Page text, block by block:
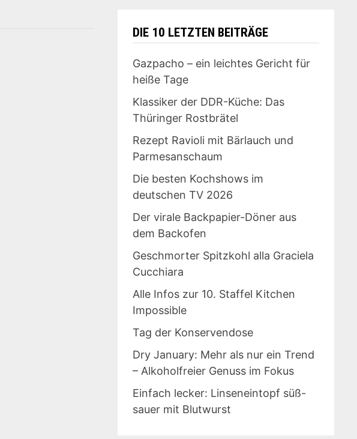
DIE 10 LETZTEN BEITRÄGE
Gazpacho – ein leichtes Gericht für
heiße Tage
Klassiker der DDR-Küche: Das
Thüringer Rostbrätel
Rezept Ravioli mit Bärlauch und
Parmesanschaum
Die besten Kochshows im
deutschen TV 2026
Der virale Backpapier-Döner aus
dem Backofen
Geschmorter Spitzkohl alla Graciela
Cucchiara
Alle Infos zur 10. Staffel Kitchen
Impossible
Tag der Konservendose
Dry January: Mehr als nur ein Trend
– Alkoholfreier Genuss im Fokus
Einfach lecker: Linseneintopf süß-
sauer mit Blutwurst